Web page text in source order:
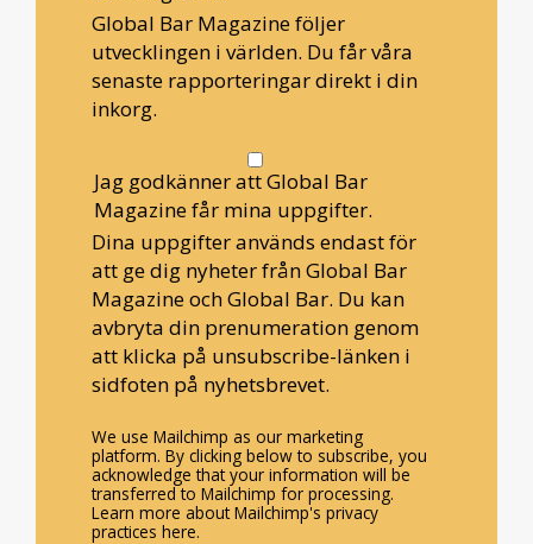
Global Bar Magazine följer
utvecklingen i världen. Du får våra
senaste rapporteringar direkt i din
inkorg.
Jag godkänner att Global Bar
Magazine får mina uppgifter.
Dina uppgifter används endast för
att ge dig nyheter från Global Bar
Magazine och Global Bar. Du kan
avbryta din prenumeration genom
att klicka på unsubscribe-länken i
sidfoten på nyhetsbrevet.
We use Mailchimp as our marketing
platform. By clicking below to subscribe, you
acknowledge that your information will be
transferred to Mailchimp for processing.
Learn more about Mailchimp's privacy
practices here.